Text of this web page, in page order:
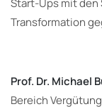
Transformation
Prof. Dr. Michael
Bereich